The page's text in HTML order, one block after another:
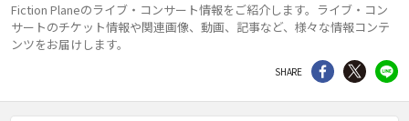
Fiction Planeのライブ・コンサート情報をご紹介します。ライブ・コン
サートのチケット情報や関連画像、動画、記事など、様々な情報コンテ
ンツをお届けします。
SHARE シェア Twitter